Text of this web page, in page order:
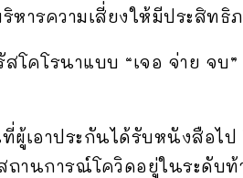
ารความเสี่ยงให้มีประสิทธิ
โคโรนาแบบ “เจอ จ่าย จบ”
เอาประกันได้รับหนังสือไ
านการณ์โควิดอยู่ในระดับท้